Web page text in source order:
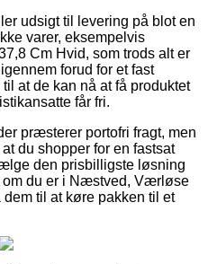
udsigt til levering på blot en
varer, eksempelvis
Cm Hvid, som trods alt er
forud for et fast
at de kan nå at få produktet
får fri.
præsterer portofri fragt, men
du shopper for en fastsat
den prisbilligste løsning
om du er i Næstved, Værløse
til at køre pakken til et